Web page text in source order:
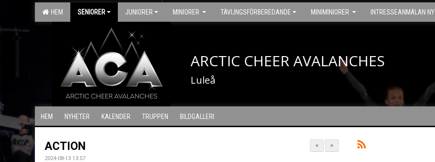
HEM SENIORER JUNIORER MINIORER TÄVLINGSFÖRBEREDANDE MINIMINIORER INTRESSEANMÄLAN NY
ARCTIC CHEER AVALANCHES
Luleå
HEM NYHETER KALENDER TRUPPEN BILDGALLERI
>
<
ACTION
2024-08-13 13:57